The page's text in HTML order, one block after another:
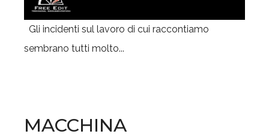
Gli incidenti sul lavoro di cui raccontiamo
sembrano tutti molto...
MACCHINA